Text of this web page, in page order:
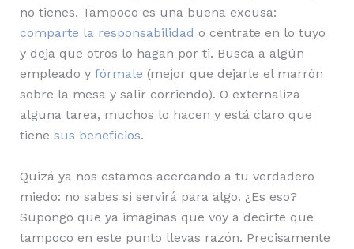
no tienes. Tampoco es una buena excusa:
comparte la responsabilidad o céntrate en lo tuyo
y deja que otros lo hagan por ti. Busca a algún
empleado y fórmale (mejor que dejarle el marrón
sobre la mesa y salir corriendo). O externaliza
alguna tarea, muchos lo hacen y está claro que
tiene sus beneficios.
Quizá ya nos estamos acercando a tu verdadero
miedo: no sabes si servirá para algo. ¿Es eso?
Supongo que ya imaginas que voy a decirte que
tampoco en este punto llevas razón. Precisamente